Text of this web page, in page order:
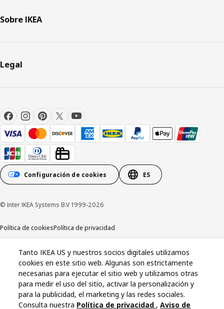
Sobre IKEA
Legal
Configuración de cookies ES
© Inter IKEA Systems B.V 1999-2026
Política de cookiesPolítica de privacidad
Tanto IKEA US y nuestros socios digitales utilizamos
cookies en este sitio web. Algunas son estrictamente
necesarias para ejecutar el sitio web y utilizamos otras
para medir el uso del sitio, activar la personalización y
para la publicidad, el marketing y las redes sociales.
Consulta nuestra Política de privacidad ,Aviso de